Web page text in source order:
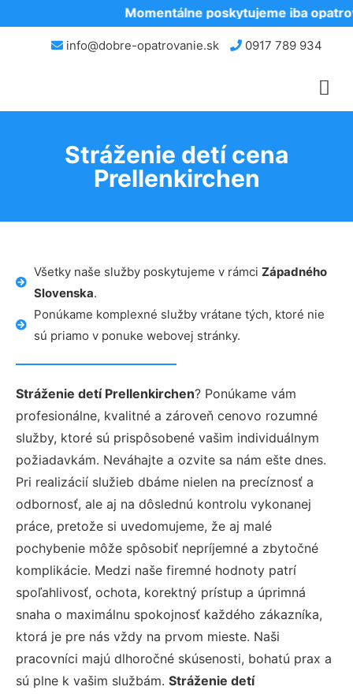
Momentálne poskytujeme iba
info@dobre-opatrovanie.sk 0917 789 934
Stráženie detí cena
Prellenkirchen
Všetky naše služby poskytujeme v rámci Západného
Slovenska.
Ponúkame komplexné služby vrátane tých, ktoré nie
sú priamo v ponuke webovej stránky.
Stráženie detí Prellenkirchen? Ponúkame vám
profesionálne, kvalitné a zároveň cenovo rozumné
služby, ktoré sú prispôsobené vašim individuálnym
požiadavkám. Neváhajte a ozvite sa nám ešte dnes.
Pri realizácií služieb dbáme nielen na precíznosť a
odbornosť, ale aj na dôslednú kontrolu vykonanej
práce, pretože si uvedomujeme, že aj malé
pochybenie môže spôsobiť nepríjemné a zbytočné
komplikácie. Medzi naše firemné hodnoty patrí
spoľahlivosť, ochota, korektný prístup a úprimná
snaha o maximálnu spokojnosť každého zákazníka,
ktorá je pre nás vždy na prvom mieste. Naši
pracovníci majú dlhoročné skúsenosti, bohatú prax a
sú plne k vašim službám. Stráženie detí